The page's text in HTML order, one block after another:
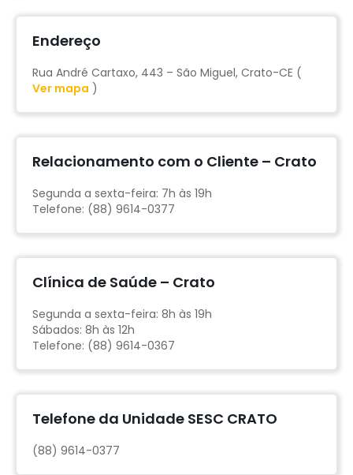
Endereço
Rua André Cartaxo, 443 – São Miguel, Crato-CE (
Ver mapa )
Relacionamento com o Cliente – Crato
Segunda a sexta-feira: 7h às 19h
Telefone: (88) 9614-0377
Clínica de Saúde – Crato
Segunda a sexta-feira: 8h às 19h
Sábados: 8h às 12h
Telefone: (88) 9614-0367
Telefone da Unidade SESC CRATO
(88) 9614-0377